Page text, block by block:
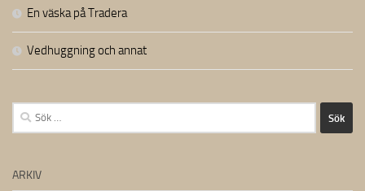
En väska på Tradera
Vedhuggning och annat
Sök
efter:
ARKIV